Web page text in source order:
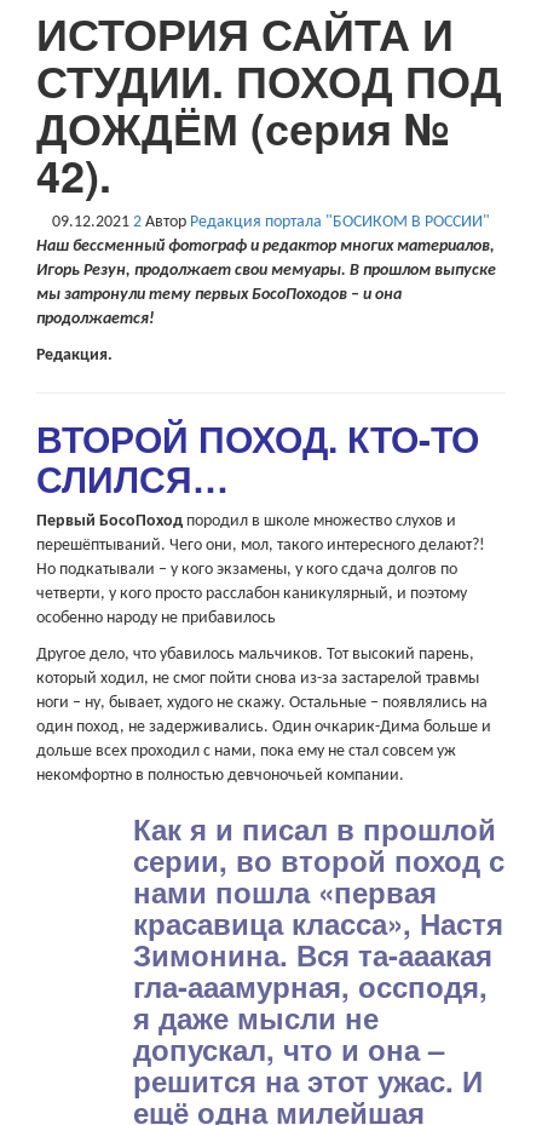
ИСТОРИЯ САЙТА И
СТУДИИ. ПОХОД ПОД
ДОЖДЁМ (серия №
42).
09.12.2021 2 Автор Редакция портала "БОСИКОМ В РОССИИ"
Наш бессменный фотограф и редактор многих материалов,
Игорь Резун, продолжает свои мемуары. В прошлом выпуске
мы затронули тему первых БосоПоходов – и она
продолжается!
Редакция.
ВТОРОЙ ПОХОД. КТО-ТО
СЛИЛСЯ…
Первый БосоПоход породил в школе множество слухов и
перешёптываний. Чего они, мол, такого интересного делают?!
Но подкатывали – у кого экзамены, у кого сдача долгов по
четверти, у кого просто расслабон каникулярный, и поэтому
особенно народу не прибавилось
Другое дело, что убавилось мальчиков. Тот высокий парень,
который ходил, не смог пойти снова из-за застарелой травмы
ноги – ну, бывает, худого не скажу. Остальные – появлялись на
один поход, не задерживались. Один очкарик-Дима больше и
дольше всех проходил с нами, пока ему не стал совсем уж
некомфортно в полностью девчоночьей компании.
Как я и писал в прошлой
серии, во второй поход с
нами пошла «первая
красавица класса», Настя
Зимонина. Вся та-ааакая
гла-ааамурная, оссподя,
я даже мысли не
допускал, что и она –
решится на этот ужас. И
ещё одна милейшая